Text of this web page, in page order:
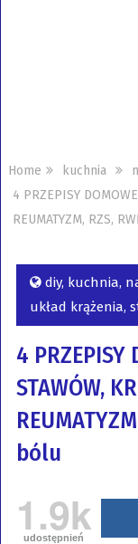
Home kuchnia
4 PRZEPISY
REUMATYZM, RZS,
diy, kuchnia,
układ krążenia,
4 PRZEPISY
STAWÓW,
bólu
1.9k
udostępnień